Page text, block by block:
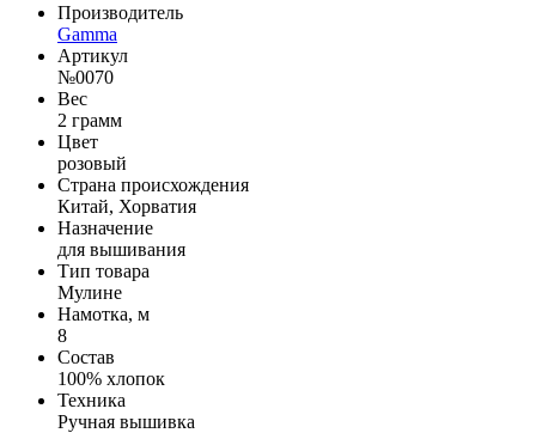
Производитель
Gamma
Артикул
№0070
Вес
2 грамм
Цвет
розовый
Страна происхождения
Китай, Хорватия
Назначение
для вышивания
Тип товара
Мулине
Намотка, м
8
Состав
100% хлопок
Техника
Ручная вышивка